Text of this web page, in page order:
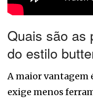
Quais são as
do estilo
A maior vantagem
exige menos